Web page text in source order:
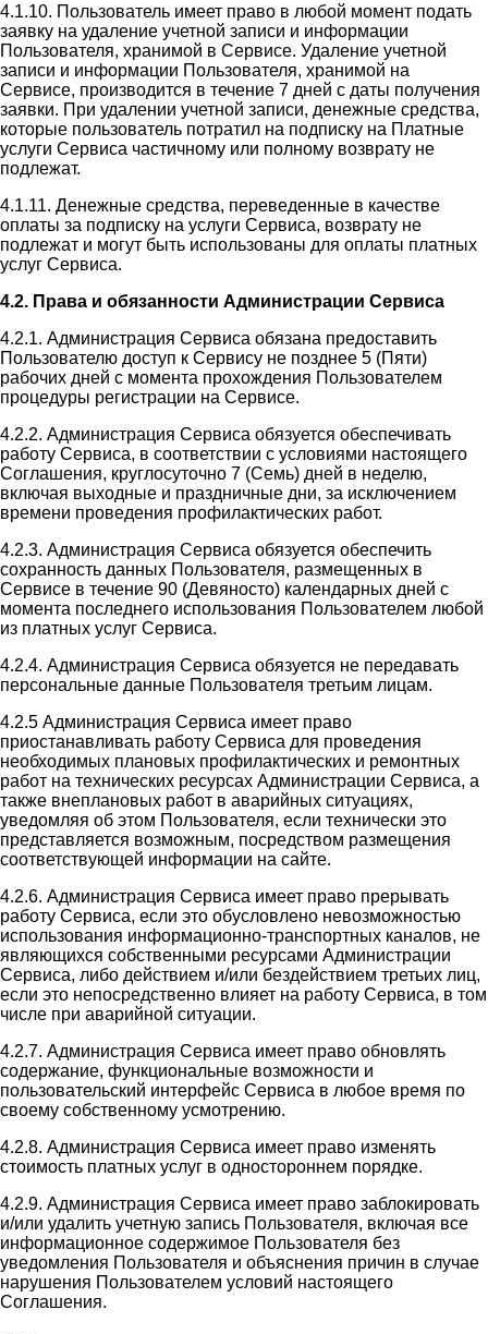
4.1.10. Пользователь имеет право в любой момент подать
заявку на удаление учетной записи и информации
Пользователя, хранимой в Сервисе. Удаление учетной
записи и информации Пользователя, хранимой на
Сервисе, производится в течение 7 дней с даты получения
заявки. При удалении учетной записи, денежные средства,
которые пользователь потратил на подписку на Платные
услуги Сервиса частичному или полному возврату не
подлежат.
4.1.11. Денежные средства, переведенные в качестве
оплаты за подписку на услуги Сервиса, возврату не
подлежат и могут быть использованы для оплаты платных
услуг Сервиса.
4.2. Права и обязанности Администрации Сервиса
4.2.1. Администрация Сервиса обязана предоставить
Пользователю доступ к Сервису не позднее 5 (Пяти)
рабочих дней с момента прохождения Пользователем
процедуры регистрации на Сервисе.
4.2.2. Администрация Сервиса обязуется обеспечивать
работу Сервиса, в соответствии с условиями настоящего
Соглашения, круглосуточно 7 (Семь) дней в неделю,
включая выходные и праздничные дни, за исключением
времени проведения профилактических работ.
4.2.3. Администрация Сервиса обязуется обеспечить
сохранность данных Пользователя, размещенных в
Сервисе в течение 90 (Девяносто) календарных дней с
момента последнего использования Пользователем любой
из платных услуг Сервиса.
4.2.4. Администрация Сервиса обязуется не передавать
персональные данные Пользователя третьим лицам.
4.2.5 Администрация Сервиса имеет право
приостанавливать работу Сервиса для проведения
необходимых плановых профилактических и ремонтных
работ на технических ресурсах Администрации Сервиса, а
также внеплановых работ в аварийных ситуациях,
уведомляя об этом Пользователя, если технически это
представляется возможным, посредством размещения
соответствующей информации на сайте.
4.2.6. Администрация Сервиса имеет право прерывать
работу Сервиса, если это обусловлено невозможностью
использования информационно-транспортных каналов, не
являющихся собственными ресурсами Администрации
Сервиса, либо действием и/или бездействием третьих лиц,
если это непосредственно влияет на работу Сервиса, в том
числе при аварийной ситуации.
4.2.7. Администрация Сервиса имеет право обновлять
содержание, функциональные возможности и
пользовательский интерфейс Сервиса в любое время по
своему собственному усмотрению.
4.2.8. Администрация Сервиса имеет право изменять
стоимость платных услуг в одностороннем порядке.
4.2.9. Администрация Сервиса имеет право заблокировать
и/или удалить учетную запись Пользователя, включая все
информационное содержимое Пользователя без
уведомления Пользователя и объяснения причин в случае
нарушения Пользователем условий настоящего
Соглашения.